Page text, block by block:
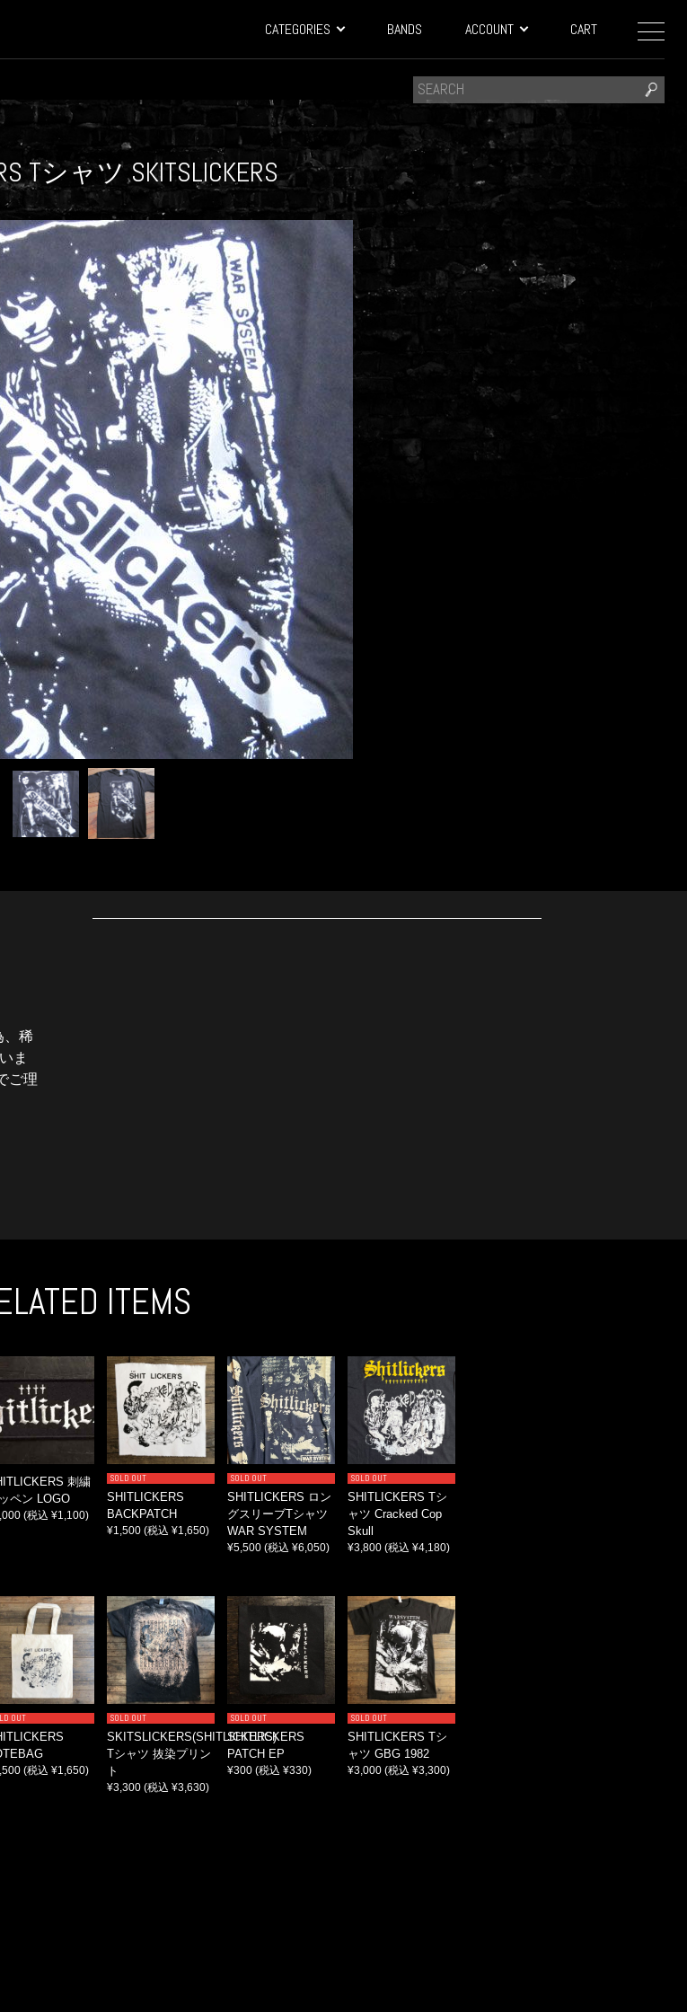
CART
ACCOUNT
BANDS
CATEGORIES
Tシャツ SKITSLICKERS
、稀
ま
ご理
ITEMS
刺繍
ペン LOGO
(税込 ¥1,100)
SOLD OUT
SHITLICKERS
BACKPATCH
¥1,500 (税込 ¥1,650)
SOLD OUT
SHITLICKERS ロン
グスリーブTシャツ
WAR SYSTEM
¥5,500 (税込 ¥6,050)
SOLD OUT
SHITLICKERS Tシ
ャツ Cracked Cop
Skull
¥3,800 (税込 ¥4,180)
OUT
(税込 ¥1,650)
SOLD OUT
SKITSLICKERS(SHITLICKERS)
Tシャツ 抜染プリン
ト
¥3,300 (税込 ¥3,630)
SOLD OUT
SHITLICKERS
PATCH EP
¥300 (税込 ¥330)
SOLD OUT
SHITLICKERS Tシ
ャツ GBG 1982
¥3,000 (税込 ¥3,300)